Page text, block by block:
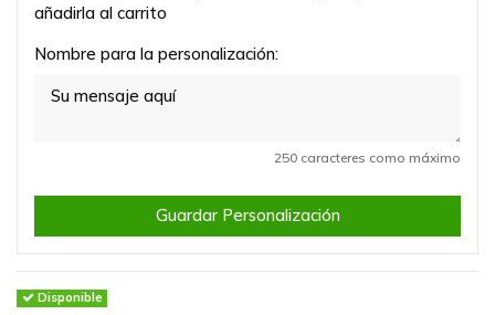
añadirla al carrito
Nombre para la personalización:
250 caracteres como máximo
Guardar Personalización
Disponible